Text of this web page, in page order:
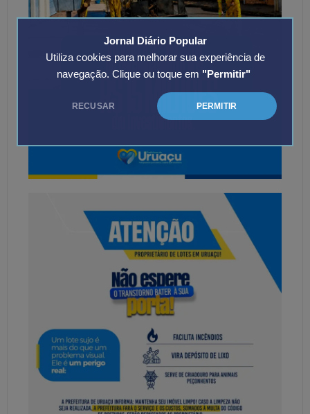
Jornal Diário Popular
Utiliza cookies para melhorar sua experiência de
navegação. Clique ou toque em "Permitir"
RECUSAR PERMITIR